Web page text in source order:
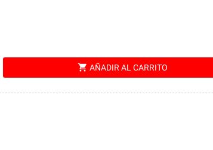
shopping_cart AÑADIR AL CARRITO